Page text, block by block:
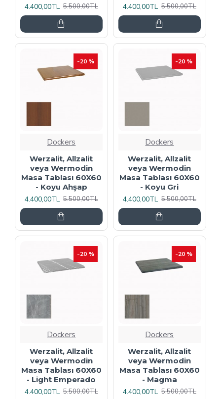
4.400,00TL 5.500,00TL
4.400,00TL 5.500,00TL
-20 %
Dockers
Werzalit, Allzalit
veya Wermodin
Masa Tablası 60X60
- Koyu Ahşap
4.400,00TL 5.500,00TL
-20 %
Dockers
Werzalit, Allzalit
veya Wermodin
Masa Tablası 60X60
- Koyu Gri
4.400,00TL 5.500,00TL
-20 %
Dockers
Werzalit, Allzalit
veya Wermodin
Masa Tablası 60X60
- Light Emperado
4.400,00TL 5.500,00TL
-20 %
Dockers
Werzalit, Allzalit
veya Wermodin
Masa Tablası 60X60
- Magma
4.400,00TL 5.500,00TL